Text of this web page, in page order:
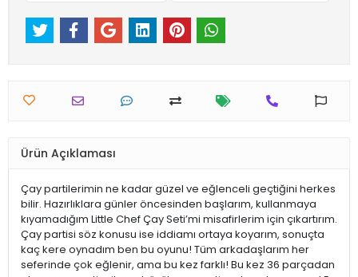
Ürün Açıklaması
Çay partilerimin ne kadar güzel ve eğlenceli geçtiğini herkes
bilir. Hazırlıklara günler öncesinden başlarım, kullanmaya
kıyamadığım Little Chef Çay Seti’mi misafirlerim için çıkartırım.
Çay partisi söz konusu ise iddiamı ortaya koyarım, sonuçta
kaç kere oynadım ben bu oyunu! Tüm arkadaşlarım her
seferinde çok eğlenir, ama bu kez farklı! Bu kez 36 parçadan